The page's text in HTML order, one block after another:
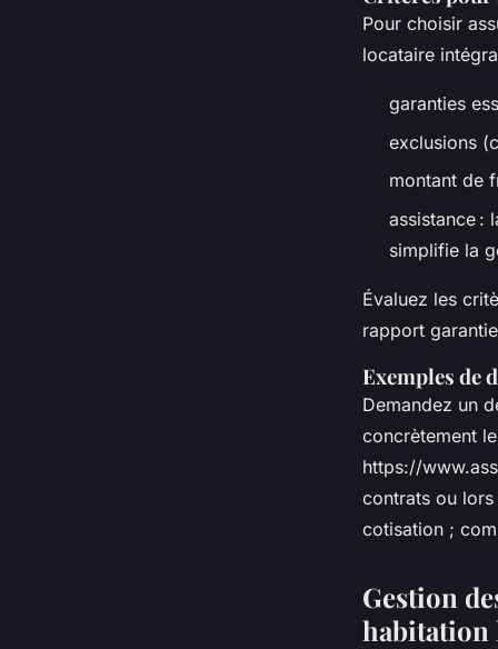
Pour choisir
locataire
garanties
exclusions
montant de
assistance :
simplifie la
Évaluez les
rapport
Exemples de
Demandez un
concrètement
https://
contrats ou lors
cotisation ;
Gestion
habitation